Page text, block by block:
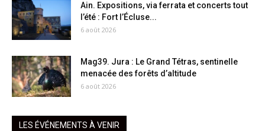
Ain. Expositions, via ferrata et concerts tout
l’été : Fort l’Écluse...
6 août 2026
Mag39. Jura : Le Grand Tétras, sentinelle
menacée des forêts d’altitude
6 août 2026
LES ÉVÉNEMENTS À VENIR